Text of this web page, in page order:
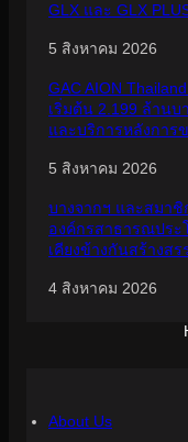
GLX และ GLX
5 สิงหาคม 2026
GAC AION
เริ่มต้น 2.199 ล้าน
และบริการหลังการ
5 สิงหาคม 2026
บางจากฯ และสมา
องค์กรสาธารณประ
เคียงข้างกันสร้างส
4 สิงหาคม 2026
About Us